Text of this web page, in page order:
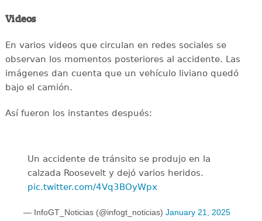
Videos
En varios videos que circulan en redes sociales se
observan los momentos posteriores al accidente. Las
imágenes dan cuenta que un vehículo liviano quedó
bajo el camión.
Así fueron los instantes después:
Un accidente de tránsito se produjo en la
calzada Roosevelt y dejó varios heridos.
pic.twitter.com/4Vq3BOyWpx
— InfoGT_Noticias (@infogt_noticias) January 21, 2025